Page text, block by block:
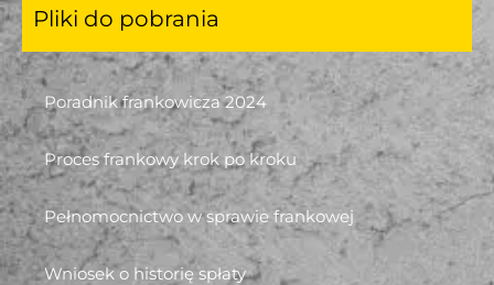
Pliki do pobrania
Poradnik frankowicza 2024
Proces frankowy krok po kroku
Pełnomocnictwo w sprawie frankowej
Wniosek o historię spłaty